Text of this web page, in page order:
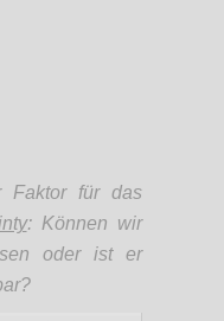
Faktor für das
: Können wir
oder ist er